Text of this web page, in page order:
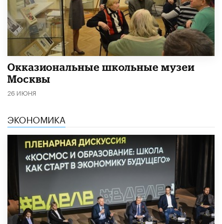
​Окказиональные школьные музеи
Москвы
26 ИЮНЯ
ЭКОНОМИКА